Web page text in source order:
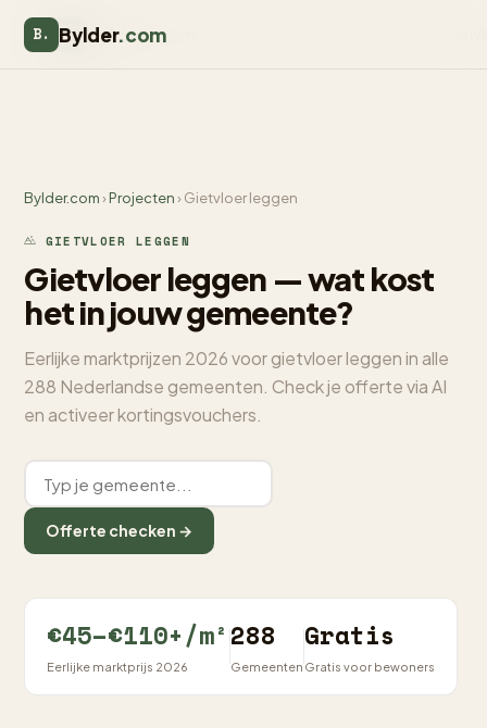
B. Bylder.com
B. Bylder.com
Bylder.com›Projecten› Gietvloer leggen
GIETVLOER LEGGEN
Gietvloer leggen — wat kost
het in jouw gemeente?
Eerlijke marktprijzen 2026 voor gietvloer leggen in alle
288 Nederlandse gemeenten. Check je offerte via AI
en activeer kortingsvouchers.
Offerte checken →
€45–€110+/m²
Eerlijke marktprijs 2026
288
Gemeenten
Gratis
Gratis voor bewoners